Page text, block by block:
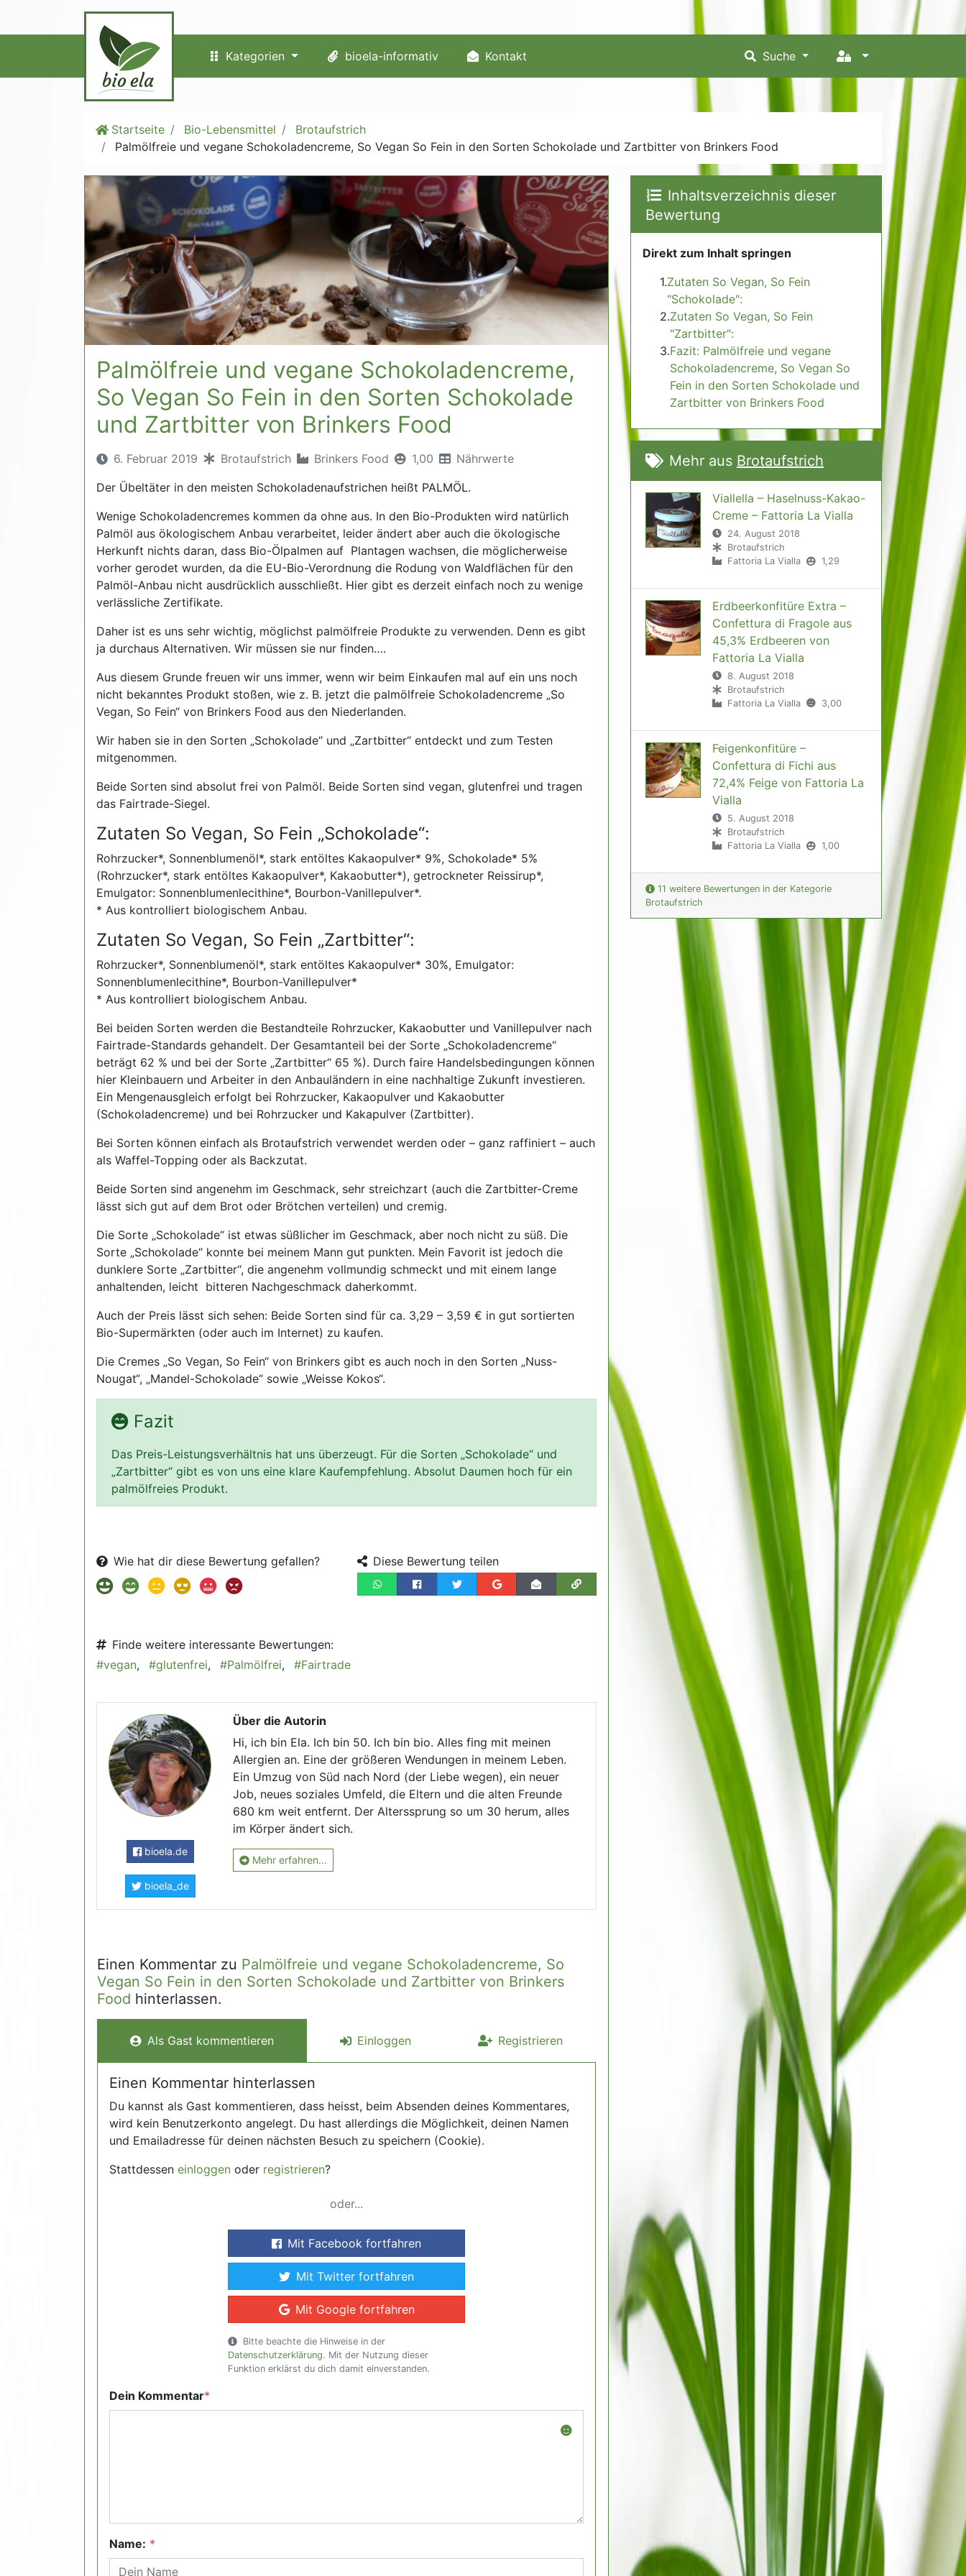
Kategorien bioela-informativ Kontakt Suche
Startseite Bio-Lebensmittel
Brotaufstrich
Palmölfreie und vegane Schokoladencreme, So Vegan So Fein in den Sorten Schokolade und Zartbitter von Brinkers Food
Palmölfreie und vegane Schokoladencreme,
So Vegan So Fein in den Sorten Schokolade
und Zartbitter von Brinkers Food
6. Februar 2019 Brotaufstrich Brinkers Food 1,00
Nährwerte
Der Übeltäter in den meisten Schokoladenaufstrichen heißt PALMÖL.
Wenige Schokoladencremes kommen da ohne aus. In den Bio-Produkten wird natürlich
Palmöl aus ökologischem Anbau verarbeitet, leider ändert aber auch die ökologische
Herkunft nichts daran, dass Bio-Ölpalmen auf Plantagen wachsen, die möglicherweise
vorher gerodet wurden, da die EU-Bio-Verordnung die Rodung von Waldflächen für den
Palmöl-Anbau nicht ausdrücklich ausschließt. Hier gibt es derzeit einfach noch zu wenige
verlässliche Zertifikate.
Daher ist es uns sehr wichtig, möglichst palmölfreie Produkte zu verwenden. Denn es gibt
ja durchaus Alternativen. Wir müssen sie nur finden….
Aus diesem Grunde freuen wir uns immer, wenn wir beim Einkaufen mal auf ein uns noch
nicht bekanntes Produkt stoßen, wie z. B. jetzt die palmölfreie Schokoladencreme „So
Vegan, So Fein“ von Brinkers Food aus den Niederlanden.
Wir haben sie in den Sorten „Schokolade“ und „Zartbitter“ entdeckt und zum Testen
mitgenommen.
Beide Sorten sind absolut frei von Palmöl. Beide Sorten sind vegan, glutenfrei und tragen
das Fairtrade-Siegel.
Zutaten So Vegan, So Fein „Schokolade“:
Rohrzucker*, Sonnenblumenöl*, stark entöltes Kakaopulver* 9%, Schokolade* 5%
(Rohrzucker*, stark entöltes Kakaopulver*, Kakaobutter*), getrockneter Reissirup*,
Emulgator: Sonnenblumenlecithine*, Bourbon-Vanillepulver*.
* Aus kontrolliert biologischem Anbau.
Zutaten So Vegan, So Fein „Zartbitter“:
Rohrzucker*, Sonnenblumenöl*, stark entöltes Kakaopulver* 30%, Emulgator:
Sonnenblumenlecithine*, Bourbon-Vanillepulver*
* Aus kontrolliert biologischem Anbau.
Bei beiden Sorten werden die Bestandteile Rohrzucker, Kakaobutter und Vanillepulver nach
Fairtrade-Standards gehandelt. Der Gesamtanteil bei der Sorte „Schokoladencreme“
beträgt 62 % und bei der Sorte „Zartbitter“ 65 %). Durch faire Handelsbedingungen können
hier Kleinbauern und Arbeiter in den Anbauländern in eine nachhaltige Zukunft investieren.
Ein Mengenausgleich erfolgt bei Rohrzucker, Kakaopulver und Kakaobutter
(Schokoladencreme) und bei Rohrzucker und Kakapulver (Zartbitter).
Bei Sorten können einfach als Brotaufstrich verwendet werden oder – ganz raffiniert – auch
als Waffel-Topping oder als Backzutat.
Beide Sorten sind angenehm im Geschmack, sehr streichzart (auch die Zartbitter-Creme
lässt sich gut auf dem Brot oder Brötchen verteilen) und cremig.
Die Sorte „Schokolade“ ist etwas süßlicher im Geschmack, aber noch nicht zu süß. Die
Sorte „Schokolade“ konnte bei meinem Mann gut punkten. Mein Favorit ist jedoch die
dunklere Sorte „Zartbitter“, die angenehm vollmundig schmeckt und mit einem lange
anhaltenden, leicht bitteren Nachgeschmack daherkommt.
Auch der Preis lässt sich sehen: Beide Sorten sind für ca. 3,29 – 3,59 € in gut sortierten
Bio-Supermärkten (oder auch im Internet) zu kaufen.
Die Cremes „So Vegan, So Fein“ von Brinkers gibt es auch noch in den Sorten „Nuss-
Nougat“, „Mandel-Schokolade“ sowie „Weisse Kokos“.
Fazit
Das Preis-Leistungsverhältnis hat uns überzeugt. Für die Sorten „Schokolade“ und
„Zartbitter“ gibt es von uns eine klare Kaufempfehlung. Absolut Daumen hoch für ein
palmölfreies Produkt.
Wie hat dir diese Bewertung gefallen? Diese Bewertung teilen
Finde weitere interessante Bewertungen:
#vegan, #glutenfrei, #Palmölfrei, #Fairtrade
bioela.de
bioela_de
Über die Autorin
Hi, ich bin Ela. Ich bin 50. Ich bin bio. Alles fing mit meinen
Allergien an. Eine der größeren Wendungen in meinem Leben.
Ein Umzug von Süd nach Nord (der Liebe wegen), ein neuer
Job, neues soziales Umfeld, die Eltern und die alten Freunde
680 km weit entfernt. Der Alterssprung so um 30 herum, alles
im Körper ändert sich.
Mehr erfahren...
Einen Kommentar zu Palmölfreie und vegane Schokoladencreme, So
Vegan So Fein in den Sorten Schokolade und Zartbitter von Brinkers
Food hinterlassen.
Als Gast kommentieren Einloggen Registrieren
Einen Kommentar hinterlassen
Du kannst als Gast kommentieren, dass heisst, beim Absenden deines Kommentares,
wird kein Benutzerkonto angelegt. Du hast allerdings die Möglichkeit, deinen Namen
und Emailadresse für deinen nächsten Besuch zu speichern (Cookie).
Stattdessen einloggen oder registrieren?
oder...
Mit Facebook fortfahren
Mit Twitter fortfahren
Mit Google fortfahren
Bitte beachte die Hinweise in der
Datenschutzerklärung. Mit der Nutzung dieser
Funktion erklärst du dich damit einverstanden.
Dein Kommentar*
Name: *
Inhaltsverzeichnis dieser
Bewertung
Direkt zum Inhalt springen
Zutaten So Vegan, So Fein
"Schokolade":
Zutaten So Vegan, So Fein
"Zartbitter":
Fazit: Palmölfreie und vegane
Schokoladencreme, So Vegan So
Fein in den Sorten Schokolade und
Zartbitter von Brinkers Food
Mehr aus Brotaufstrich
Viallella – Haselnuss-Kakao-
Creme – Fattoria La Vialla
24. August 2018
Brotaufstrich
Fattoria La Vialla
1,29
Erdbeerkonfitüre Extra –
Confettura di Fragole aus
45,3% Erdbeeren von
Fattoria La Vialla
8. August 2018
Brotaufstrich
Fattoria La Vialla
3,00
Feigenkonfitüre –
Confettura di Fichi aus
72,4% Feige von Fattoria La
Vialla
5. August 2018
Brotaufstrich
Fattoria La Vialla
1,00
11 weitere Bewertungen in der Kategorie
Brotaufstrich